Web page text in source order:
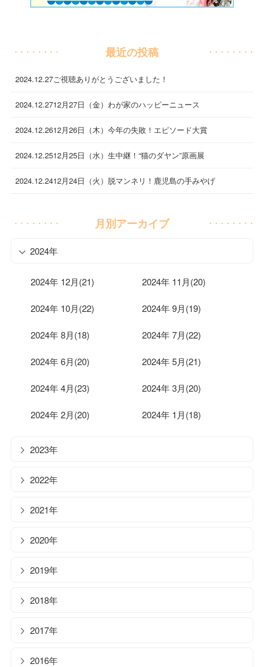
最近の投稿
2024.12.27ご視聴ありがとうございました！
2024.12.2712月27日（金）わが家のハッピーニュース
2024.12.2612月26日（木）今年の失敗！エピソード大賞
2024.12.2512月25日（水）生中継！“猫のダヤン”原画展
2024.12.2412月24日（火）脱マンネリ！鹿児島の手みやげ
月別アーカイブ
2024年
2024年 12月(21) 2024年 11月(20)
2024年 10月(22) 2024年 9月(19)
2024年 8月(18) 2024年 7月(22)
2024年 6月(20) 2024年 5月(21)
2024年 4月(23) 2024年 3月(20)
2024年 2月(20) 2024年 1月(18)
2023年
2022年
2021年
2020年
2019年
2018年
2017年
2016年